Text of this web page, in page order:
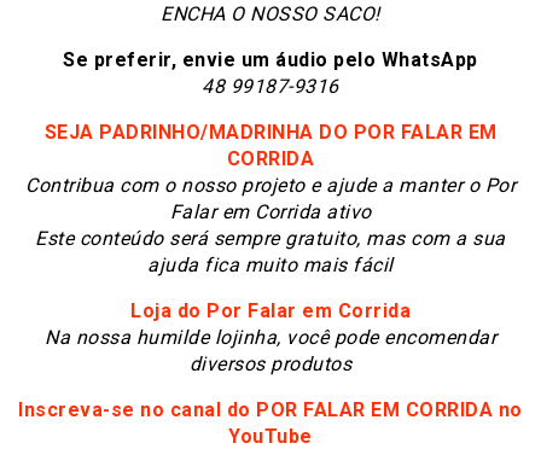
ENCHA O NOSSO SACO!
Se preferir, envie um áudio pelo WhatsApp
48 99187-9316
SEJA PADRINHO/MADRINHA DO POR FALAR EM
CORRIDA
Contribua com o nosso projeto e ajude a manter o Por
Falar em Corrida ativo
Este conteúdo será sempre gratuito, mas com a sua
ajuda fica muito mais fácil
Loja do Por Falar em Corrida
Na nossa humilde lojinha, você pode encomendar
diversos produtos
Inscreva-se no canal do POR FALAR EM CORRIDA no
YouTube